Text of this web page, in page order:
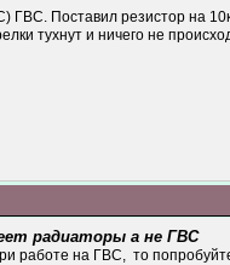
ГВС. Поставил резистор на
тухнут и ничего не
радиаторы а не ГВС
работе на ГВС, то